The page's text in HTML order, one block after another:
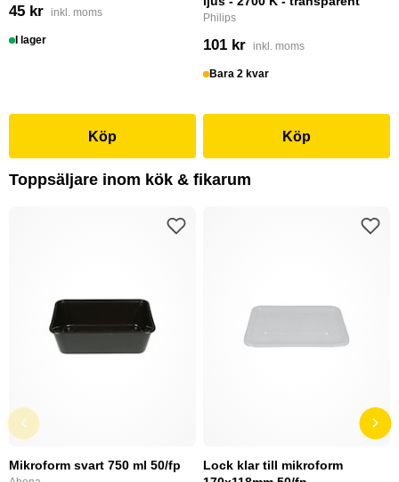
45 kr inkl. moms
I lager
Köp
Philips
101 kr inkl. moms
Bara 2 kvar
Köp
Toppsäljare inom kök & fikarum
Mikroform svart 750 ml 50/fp
Lock klar till mikroform